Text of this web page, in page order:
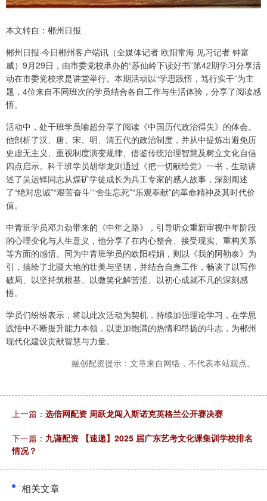
本文转自：郴州日报
郴州日报·今日郴州客户端讯（全媒体记者 欧阳常海 见习记者 钟富
威）9月29日，由市委党校承办的“苏仙岭下读好书”第42期学习分享活
动在市委党校求是讲堂举行。本期活动以“学思践悟，笃行实干”为主
题，4位来自不同班次的学员结合各自工作与生活体验，分享了阅读感
悟。
活动中，处干班学员喻超分享了阅读《中国历代政治得失》的体会。
他剖析了汉、唐、宋、明、清五代的政治制度，并从中提炼出避免历
史虚无主义、重视制度演变规律、借鉴传统治理智慧及树立文化自信
四点启示。科干班学员胡华龙则通过《把一切献给党》一书，生动讲
述了吴运铎同志从煤矿学徒成长为兵工专家的感人故事，深刻阐述
了“绝对忠诚”“艰苦奋斗”“舍生忘死”“乐观奉献”的革命精神及其时代价
值。
中青班学员邓力劲带来的《中年之路》，引导听众重新审视中年阶段
的心理变化与人生意义，他分享了在内心整合、接受现实、重构关系
等方面的感悟。同为中青班学员的欧阳程娟，则以《我的阿勒泰》为
引，描绘了北疆大地的壮美与坚韧，并结合自身工作，畅谈了以写作
破局、以坚持筑根基、以微笑化解苦涩、以初心成就不凡的深刻感
悟。
学员们纷纷表示，将以此次活动为契机，持续加强理论学习，在学思
践悟中不断提升能力本领，以更加饱满的热情和昂扬的斗志，为郴州
现代化建设贡献智慧与力量。
融创配资提示：文章来自网络，不代表本站观点。
上一篇： 选倍网配资 周跃龙闯入斯诺克英格兰公开赛决赛
下一篇： 九谦配资 【速递】2025 届广东艺考文化课集训学校排名
情况？
相关文章